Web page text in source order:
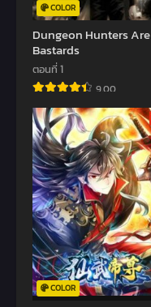
COLOR
Dungeon Hunters Are
Bastards
ตอนที่ 1
9.00
COLOR